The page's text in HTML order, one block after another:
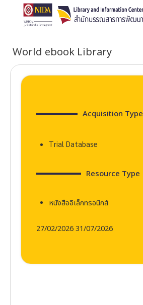
World ebook Library
Acquisition Type
Trial Database
Resource Type
หนังสืออิเล็กทรอนิกส์
27/02/2026 31/07/2026